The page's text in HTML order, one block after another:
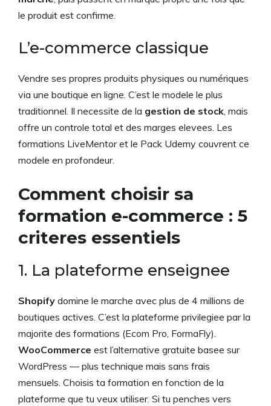
le produit est confirme.
L’e-commerce classique
Vendre ses propres produits physiques ou numériques
via une boutique en ligne. C’est le modele le plus
traditionnel. Il necessite de la gestion de stock , mais
offre un controle total et des marges elevees. Les
formations LiveMentor et le Pack Udemy couvrent ce
modele en profondeur.
Comment choisir sa
formation e-commerce : 5
criteres essentiels
1. La plateforme enseignee
Shopify domine le marche avec plus de 4 millions de
boutiques actives. C’est la plateforme privilegiee par la
majorite des formations (Ecom Pro, FormaFly).
WooCommerce est l’alternative gratuite basee sur
WordPress — plus technique mais sans frais
mensuels. Choisis ta formation en fonction de la
plateforme que tu veux utiliser. Si tu penches vers